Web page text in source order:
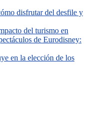
disfrutar del desfile y
del turismo en
de Eurodisney:
en la elección de los